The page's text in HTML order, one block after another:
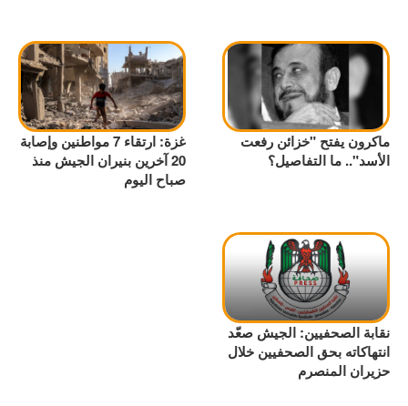
ماكرون يفتح "خزائن رفعت
الأسد".. ما التفاصيل؟
غزة: ارتقاء 7 مواطنين وإصابة
20 آخرين بنيران الجيش منذ
صباح اليوم
نقابة الصحفيين: الجيش صعّد
انتهاكاته بحق الصحفيين خلال
حزيران المنصرم